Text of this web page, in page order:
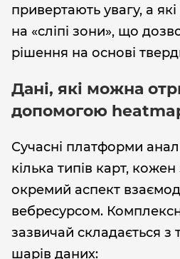
привертають увагу, а
на «сліпі зони», що
рішення на основі
Дані, які можна
допомогою
Сучасні платформи
кілька типів карт, кожен
окремий аспект
вебресурсом.
зазвичай складається з
шарів даних: